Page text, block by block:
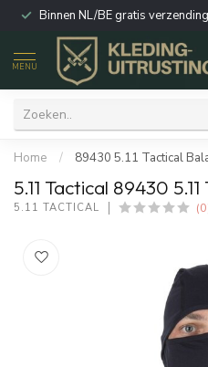
Binnen NL/BE gratis
MENU
Home / 89430 5.11 Tactical
5.11 Tactical 89430
5.11 TACTICAL